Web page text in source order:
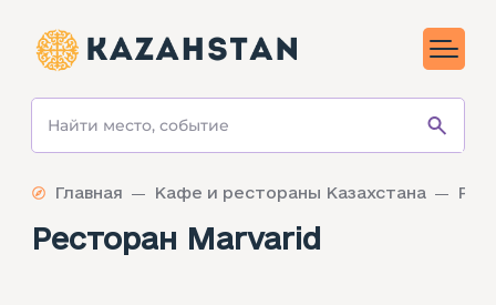
Ресторан Marvarid
Главная Кафе и рестораны Казахстана